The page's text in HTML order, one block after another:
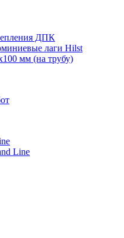
ДПК
лаги Hilst
мм (на трубу)
Line